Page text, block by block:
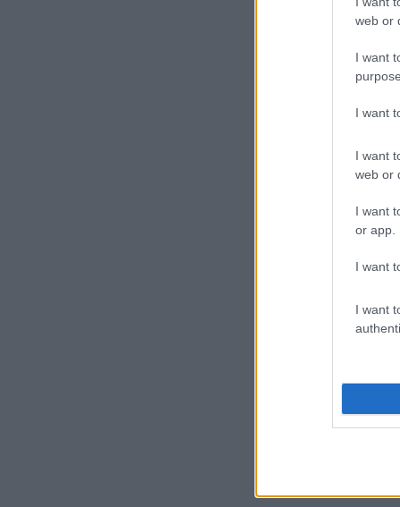
web or
I want
I want
I want
web or
I want
or app.
I want
I want
A
–